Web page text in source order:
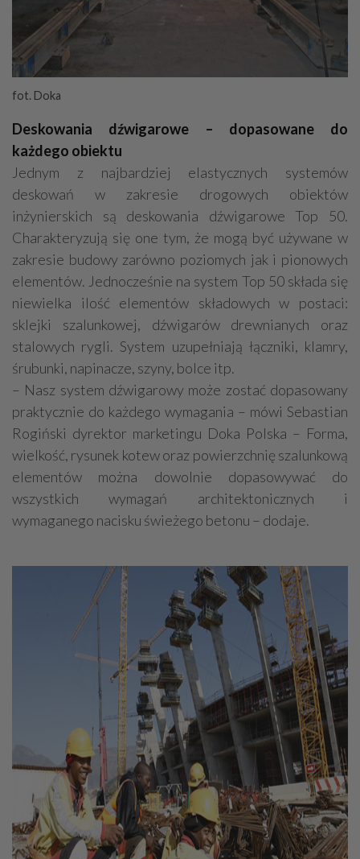
fot. Doka
Deskowania dźwigarowe – dopasowane do
każdego obiektu
Jednym z najbardziej elastycznych systemów
deskowań w zakresie drogowych obiektów
inżynierskich są deskowania dźwigarowe Top 50.
Charakteryzują się one tym, że mogą być używane w
zakresie budowy zarówno poziomych jak i pionowych
elementów. Jednocześnie na system Top 50 składa się
niewielka ilość elementów składowych w postaci:
sklejki szalunkowej, dźwigarów drewnianych oraz
stalowych rygli. System uzupełniają łączniki, klamry,
śrubunki, napinacze, szyny, bolce itp.
– Nasz system dźwigarowy może zostać dopasowany
praktycznie do każdego wymagania – mówi Sebastian
Rogiński dyrektor marketingu Doka Polska – Forma,
wielkość, rysunek kotew oraz powierzchnię szalunkową
elementów można dowolnie dopasowywać do
wszystkich wymagań architektonicznych i
wymaganego nacisku świeżego betonu – dodaje.